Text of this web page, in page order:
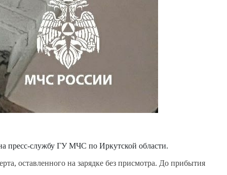
пресс-службу ГУ МЧС по Иркутской области.
оставленного на зарядке без присмотра. До прибытия